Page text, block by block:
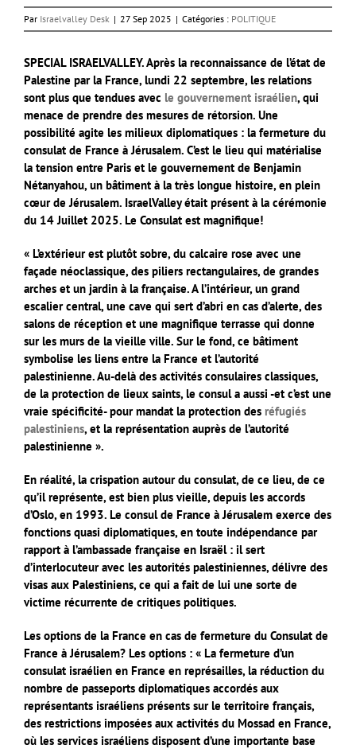
Par Israelvalley Desk | 27 Sep 2025 | Catégories : POLITIQUE
SPECIAL ISRAELVALLEY. Après la reconnaissance de l’état de
Palestine par la France, lundi 22 septembre, les relations
sont plus que tendues avec le gouvernement israélien, qui
menace de prendre des mesures de rétorsion. Une
possibilité agite les milieux diplomatiques : la fermeture du
consulat de France à Jérusalem. C’est le lieu qui matérialise
la tension entre Paris et le gouvernement de Benjamin
Nétanyahou, un bâtiment à la très longue histoire, en plein
cœur de Jérusalem. IsraelValley était présent à la cérémonie
du 14 Juillet 2025. Le Consulat est magnifique!
« L’extérieur est plutôt sobre, du calcaire rose avec une
façade néoclassique, des piliers rectangulaires, de grandes
arches et un jardin à la française. A l’intérieur, un grand
escalier central, une cave qui sert d’abri en cas d’alerte, des
salons de réception et une magnifique terrasse qui donne
sur les murs de la vieille ville. Sur le fond, ce bâtiment
symbolise les liens entre la France et l’autorité
palestinienne. Au-delà des activités consulaires classiques,
de la protection de lieux saints, le consul a aussi -et c’est une
vraie spécificité- pour mandat la protection des réfugiés
palestiniens, et la représentation auprès de l’autorité
palestinienne ».
En réalité, la crispation autour du consulat, de ce lieu, de ce
qu’il représente, est bien plus vieille, depuis les accords
d’Oslo, en 1993. Le consul de France à Jérusalem exerce des
fonctions quasi diplomatiques, en toute indépendance par
rapport à l’ambassade française en Israël : il sert
d’interlocuteur avec les autorités palestiniennes, délivre des
visas aux Palestiniens, ce qui a fait de lui une sorte de
victime récurrente de critiques politiques.
Les options de la France en cas de fermeture du Consulat de
France à Jérusalem? Les options : « La fermeture d’un
consulat israélien en France en représailles, la réduction du
nombre de passeports diplomatiques accordés aux
représentants israéliens présents sur le territoire français,
des restrictions imposées aux activités du Mossad en France,
où les services israéliens disposent d’une importante base